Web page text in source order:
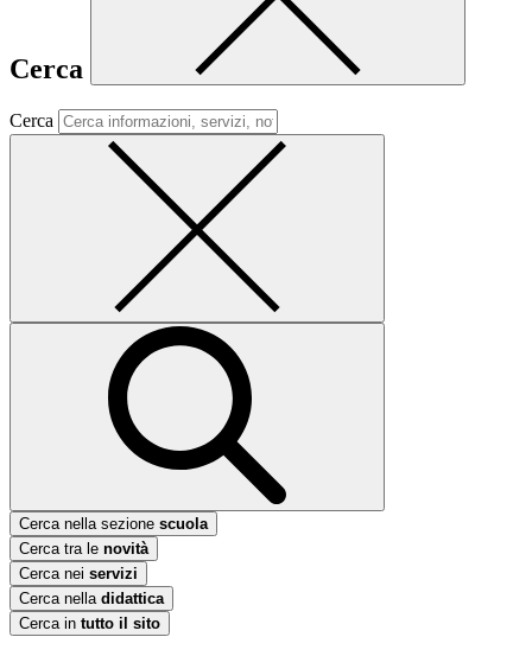
Cerca
Cerca
Cerca nella sezione scuola
Cerca tra le novità
Cerca nei servizi
Cerca nella didattica
Cerca in tutto il sito